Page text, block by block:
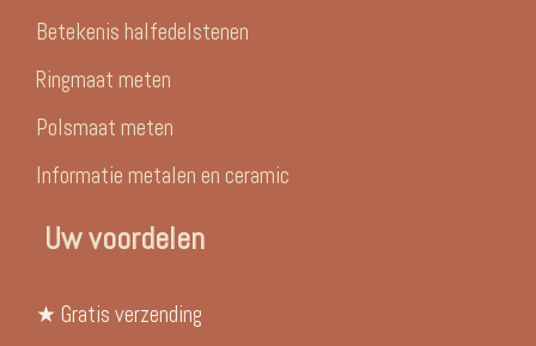
Betekenis halfedelstenen
Ringmaat meten
Polsmaat meten
Informatie metalen en ceramic
Uw voordelen
★ Gratis verzending